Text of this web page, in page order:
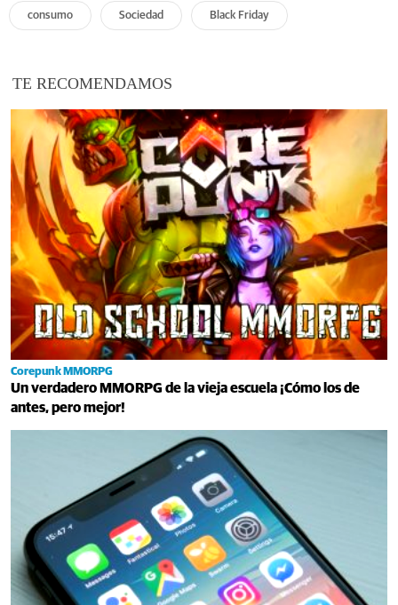
consumo Sociedad Black Friday
TE RECOMENDAMOS
Corepunk MMORPG
Un verdadero MMORPG de la vieja escuela ¡Cómo los de
antes, pero mejor!